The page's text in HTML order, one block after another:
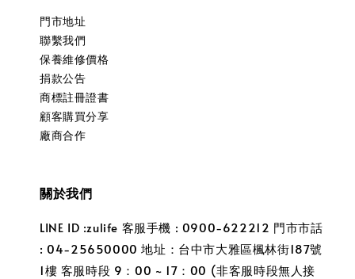
門市地址
聯繫我們
保養維修價格
捐款公告
商標註冊證書
顧客購買分享
廠商合作
關於我們
LINE ID :zulife 客服手機 : 0900-622212 門市市話
: 04-25650000 地址：台中市大雅區楓林街187號
1樓 客服時段 9：00 ~ 17：00 (非客服時段無人接